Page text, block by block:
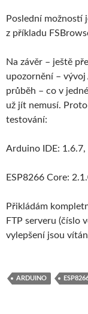
Poslední možností
z příkladu
Na závěr – ještě
upozornění –
průběh – co v
už jít nemusí.
testování:
Arduino IDE:
ESP8266 Core:
Přikládám
FTP serveru (číslo
vylepšení jsou
ARDUINO